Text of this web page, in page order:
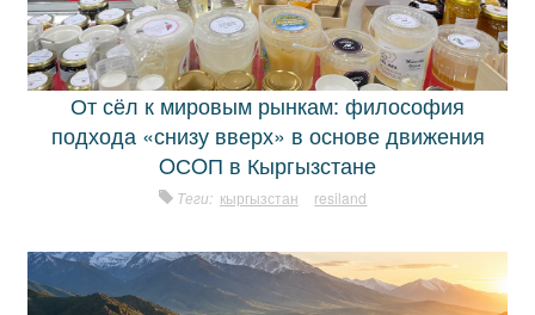
От сёл к мировым рынкам: философия
подхода «снизу вверх» в основе движения
OСOП в Кыргызстане
Теги: кыргызстан resiland